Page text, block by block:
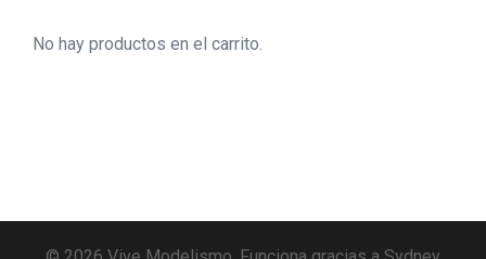
No hay productos en el carrito.